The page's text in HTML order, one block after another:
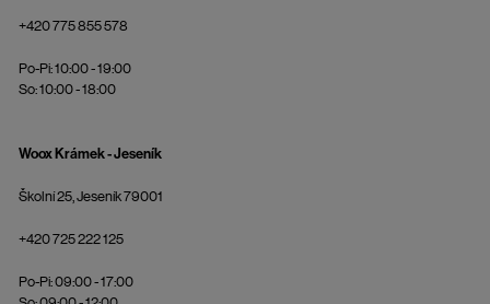
+420 775 855 578
Po-Pi: 10:00 - 19:00
So: 10:00 - 18:00
Woox Krámek - Jeseník
Školní 25, Jeseník 79001
+420 725 222 125
Po-Pi: 09:00 - 17:00